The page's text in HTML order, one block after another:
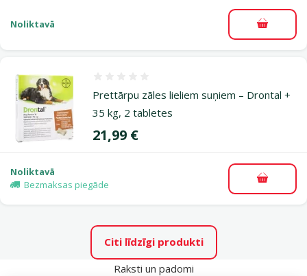
Noliktavā
Prettārpu zāles lieliem suņiem – Drontal +
35 kg, 2 tabletes
Cena
21,99 €
Noliktavā
Bezmaksas piegāde
Citi līdzīgi produkti
Raksti un padomi